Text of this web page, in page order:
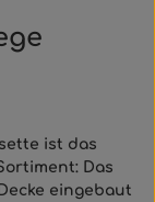
ist das
Das
eingebaut